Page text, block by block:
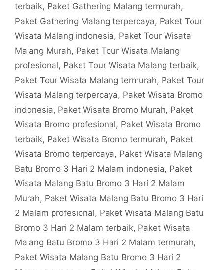
terbaik, Paket Gathering Malang termurah,
Paket Gathering Malang terpercaya, Paket Tour
Wisata Malang indonesia, Paket Tour Wisata
Malang Murah, Paket Tour Wisata Malang
profesional, Paket Tour Wisata Malang terbaik,
Paket Tour Wisata Malang termurah, Paket Tour
Wisata Malang terpercaya, Paket Wisata Bromo
indonesia, Paket Wisata Bromo Murah, Paket
Wisata Bromo profesional, Paket Wisata Bromo
terbaik, Paket Wisata Bromo termurah, Paket
Wisata Bromo terpercaya, Paket Wisata Malang
Batu Bromo 3 Hari 2 Malam indonesia, Paket
Wisata Malang Batu Bromo 3 Hari 2 Malam
Murah, Paket Wisata Malang Batu Bromo 3 Hari
2 Malam profesional, Paket Wisata Malang Batu
Bromo 3 Hari 2 Malam terbaik, Paket Wisata
Malang Batu Bromo 3 Hari 2 Malam termurah,
Paket Wisata Malang Batu Bromo 3 Hari 2